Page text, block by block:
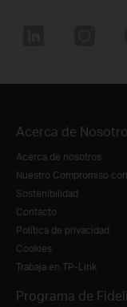
Acerca de
Acerca de nosotros
Nuestro Compromiso
Sostenibilidad
Contacto
Política de privacidad
Cookies
Trabaja en TP-Link
Programa de